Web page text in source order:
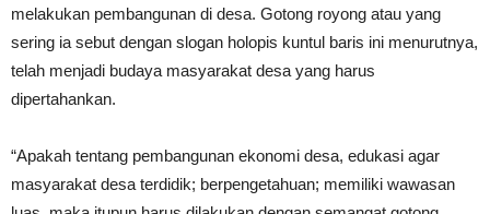
melakukan pembangunan di desa. Gotong royong atau yang
sering ia sebut dengan slogan holopis kuntul baris ini menurutnya,
telah menjadi budaya masyarakat desa yang harus
dipertahankan.
“Apakah tentang pembangunan ekonomi desa, edukasi agar
masyarakat desa terdidik; berpengetahuan; memiliki wawasan